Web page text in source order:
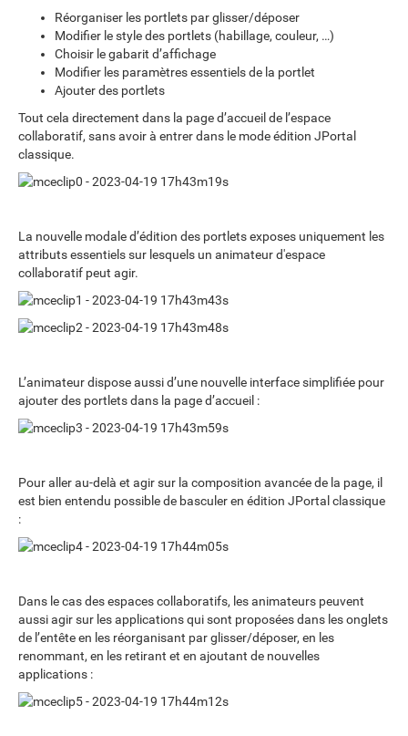
Réorganiser les portlets par glisser/déposer
Modifier le style des portlets (habillage, couleur, …)
Choisir le gabarit d’affichage
Modifier les paramètres essentiels de la portlet
Ajouter des portlets
Tout cela directement dans la page d’accueil de l’espace
collaboratif, sans avoir à entrer dans le mode édition JPortal
classique.
La nouvelle modale d’édition des portlets exposes uniquement les
attributs essentiels sur lesquels un animateur d'espace
collaboratif peut agir.
L’animateur dispose aussi d’une nouvelle interface simplifiée pour
ajouter des portlets dans la page d’accueil :
Pour aller au-delà et agir sur la composition avancée de la page, il
est bien entendu possible de basculer en édition JPortal classique
:
Dans le cas des espaces collaboratifs, les animateurs peuvent
aussi agir sur les applications qui sont proposées dans les onglets
de l’entête en les réorganisant par glisser/déposer, en les
renommant, en les retirant et en ajoutant de nouvelles
applications :